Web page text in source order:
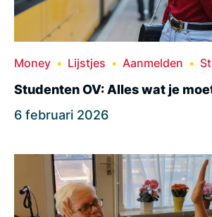
Money Lijstjes Aanmelden
Studenten OV: Alles wat je
6 februari 2026